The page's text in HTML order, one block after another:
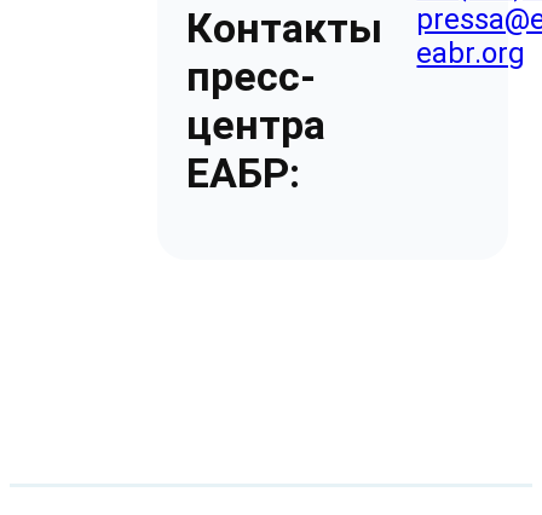
Контакты
пресс-
центра
ЕАБР:
eabr.org